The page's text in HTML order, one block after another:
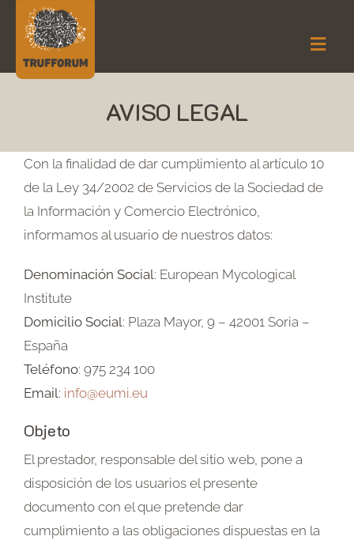
Saltar
contenido
ATE
Español
AVISO LEGAL
Con la finalidad de dar cumplimiento al artículo 10
de la Ley 34/2002 de Servicios de la Sociedad de
la Información y Comercio Electrónico,
informamos al usuario de nuestros datos:
Denominación Social: European Mycological
Institute
Domicilio Social: Plaza Mayor, 9 – 42001 Soria –
España
Teléfono: 975 234 100
Email: info@eumi.eu
Objeto
El prestador, responsable del sitio web, pone a
disposición de los usuarios el presente
documento con el que pretende dar
cumplimiento a las obligaciones dispuestas en la